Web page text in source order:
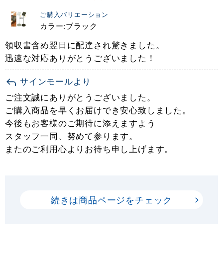
ご購入バリエーション
カラー:ブラック
領収書含め翌日に配達され驚きました。
迅速な対応ありがとうございました！
サインモールより
ご注文誠にありがとうございました。
ご購入商品を早くお届けでき安心致しました。
今後もお客様のご期待に添えますよう
スタッフ一同、努めて参ります。
またのご利用心よりお待ち申し上げます。
続きは商品ページをチェック